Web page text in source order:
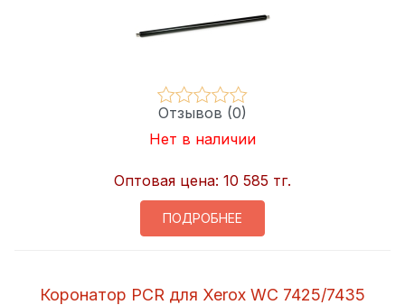
Отзывов (0)
Нет в наличии
Оптовая цена: 10 585 тг.
ПОДРОБНЕЕ
Коронатор PCR для Xerox WC 7425/7435